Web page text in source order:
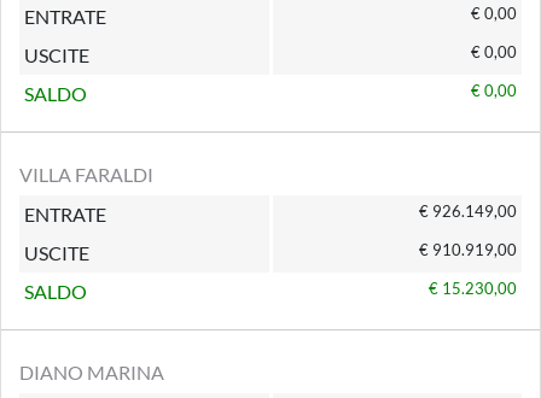
ENTRATE
€ 0,00
USCITE € 0,00
SALDO € 0,00
VILLA FARALDI
ENTRATE
€ 926.149,00
USCITE € 910.919,00
SALDO € 15.230,00
DIANO MARINA